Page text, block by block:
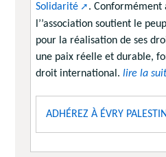
Solidarité
. Conformément
l’’association soutient le
pour la réalisation de ses
une paix réelle et durable,
droit international. lire la
ADHÉREZ À ÉVRY